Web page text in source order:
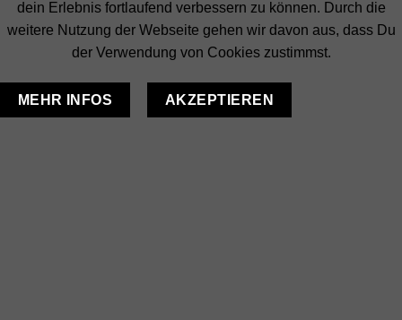
dein Erlebnis fortlaufend verbessern zu können. Durch die
weitere Nutzung der Webseite gehen wir davon aus, dass Du
der Verwendung von Cookies zustimmst.
MEHR INFOS AKZEPTIEREN